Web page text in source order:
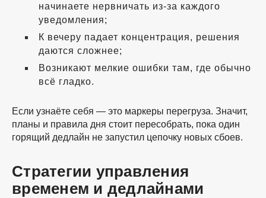
начинаете нервничать из-за каждого
уведомления;
К вечеру падает концентрация, решения
даются сложнее;
Возникают мелкие ошибки там, где обычно
всё гладко.
Если узнаёте себя — это маркеры перегруза. Значит,
планы и правила дня стоит пересобрать, пока один
горящий дедлайн не запустил цепочку новых сбоев.
Стратегии управления
временем и дедлайнами